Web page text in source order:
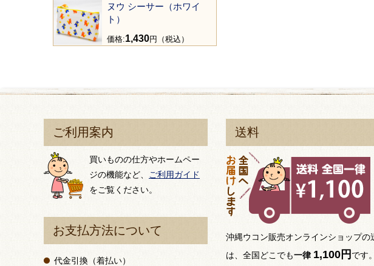
ヌウ シーサー（ホワイ
ト）
価格:1,430円（税込）
ご利用案内
買いものの仕方やホームペー
ジの機能など、
ご利用ガイド
をご覧ください。
お支払方法について
代金引換（着払い）
送料
沖縄ウコン販売オンラインショップの
は、全国どこでも一律 1,100円 です。